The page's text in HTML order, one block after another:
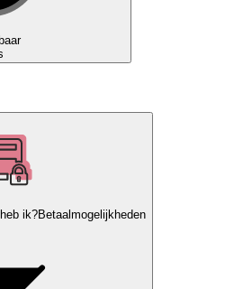
ik?Betaalmogelijkheden